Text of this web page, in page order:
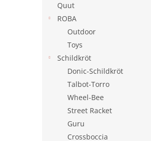
Quut
ROBA
Outdoor
Toys
Schildkröt
Donic-Schildkröt
Talbot-Torro
Wheel-Bee
Street Racket
Guru
Crossboccia